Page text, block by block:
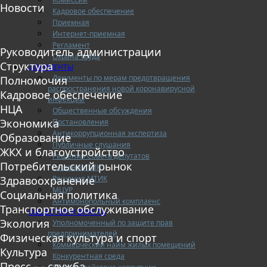
Кадровое обеспечение
Приемная
Интернет-приемная
Регламент
Охрана труда
ДОКУМЕНТЫ
Документы по мерам предотвращения
распространения новой коронавирусной
инфекции
Общественные обсуждения
Постановления
Антикоррупционная экспертиза
Публичные слушания
Решения Совета депутатов
Решения ТИК
Решения МТИК
МЦУР
Антимонопольный комплаенс
ОБЩЕСТВО И ВЛАСТЬ
Уполномоченный по защите прав
предпринимателей
Коммерческий найм жилых помещений
Конкурентная среда
Новости
Руководитель администрации
Структура
Полномочия
Кадровое обеспечение
НЦА
Экономика
Образование
ЖКХ и благоустройство
Потребительский рынок
Здравоохранение
Социальная политика
Транспортное обслуживание
Экология
Физическая культура и спорт
Культура